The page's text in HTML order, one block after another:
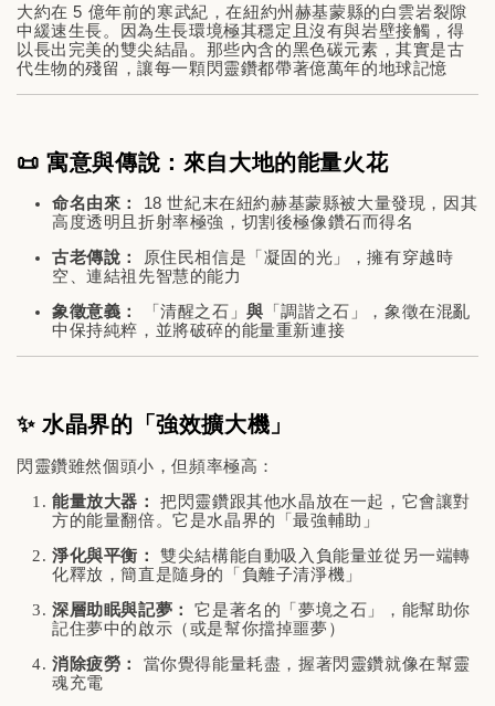
大約在 5 億年前的寒武紀，在紐約州赫基蒙縣的白雲岩裂隙
中緩速生長。因為生長環境極其穩定且沒有與岩壁接觸，得
以長出完美的雙尖結晶。那些內含的黑色碳元素，其實是古
代生物的殘留，讓每一顆閃靈鑽都帶著億萬年的地球記憶
📜 寓意與傳說：來自大地的能量火花
命名由來：
18 世紀末在紐約赫基蒙縣被大量發現，因其
高度透明且折射率極強，切割後極像鑽石而得名
古老傳說：
原住民相信是「凝固的光」，擁有穿越時
空、連結祖先智慧的能力
象徵意義：
「清醒之石」與 「調諧之石」，象徵在混亂
中保持純粹，並將破碎的能量重新連接
✨ 水晶界的「強效擴大機」
閃靈鑽雖然個頭小，但頻率極高：
能量放大器：
把閃靈鑽跟其他水晶放在一起，它會讓對
方的能量翻倍。它是水晶界的「最強輔助」
淨化與平衡：
雙尖結構能自動吸入負能量並從另一端轉
化釋放，簡直是隨身的「負離子清淨機」
深層助眠與記夢：
它是著名的「夢境之石」，能幫助你
記住夢中的啟示（或是幫你擋掉噩夢）
消除疲勞：
當你覺得能量耗盡，握著閃靈鑽就像在幫靈
魂充電